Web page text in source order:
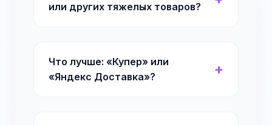
или других тяжелых товаров?
Что лучше: «Купер» или
«Яндекс Доставка»?